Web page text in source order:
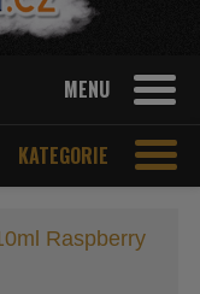
MENU
KATEGORIE
Raspberry